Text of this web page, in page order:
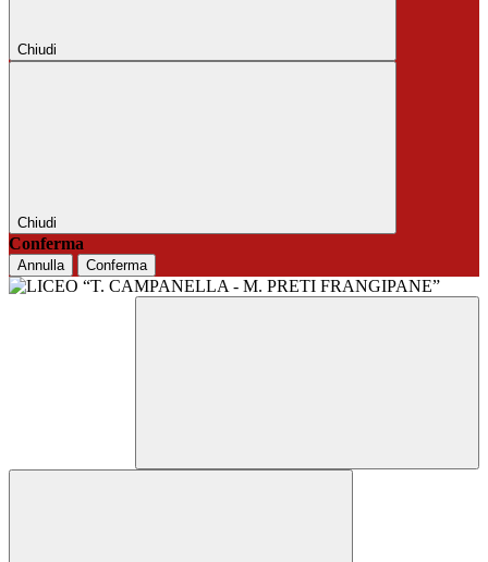
Chiudi
Chiudi
Conferma
Annulla Conferma